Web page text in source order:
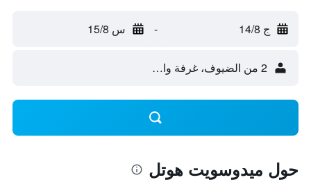
ج 14/8 - س 15/8
2 من الضيوف، غرفة واحدة
حول ميدوسويت هوتل